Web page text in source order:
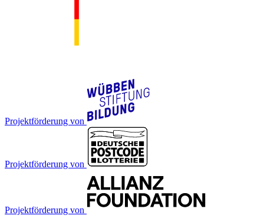
Projektförderung von
Projektförderung von
Projektförderung von